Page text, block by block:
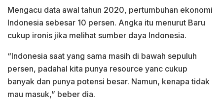
Mengacu data awal tahun 2020, pertumbuhan ekonomi
Indonesia sebesar 10 persen. Angka itu menurut Baru
cukup ironis jika melihat sumber daya Indonesia.
“Indonesia saat yang sama masih di bawah sepuluh
persen, padahal kita punya resource yanc cukup
banyak dan punya potensi besar. Namun, kenapa tidak
mau masuk,” beber dia.